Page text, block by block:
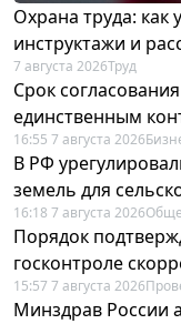
Охрана труда: как
инструктажи и
7 августа 2026Труд
Срок
единственным
16:55 7 августа 2026
В РФ
земель для
16:18 7 августа 2026
Порядок
госконтроле
15:57 7 августа 2026
Минздрав России